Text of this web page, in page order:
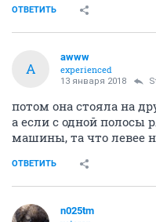
ОТВЕТИТЬ
A
awww
experienced
13 января 2018
потом она стояла на
а если с одной полосы
машины, та что левее
ОТВЕТИТЬ
n025tm